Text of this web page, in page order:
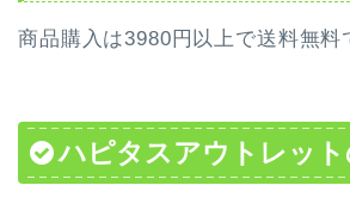
商品購入は3980円以上で送料無料
ハピタスアウトレッ